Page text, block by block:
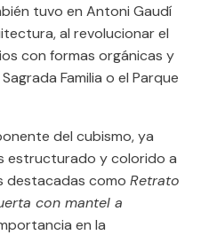
tuvo en Antoni Gaudí
al revolucionar el
con formas orgánicas y
Familia o el Parque
del cubismo, ya
estructurado y colorido a
destacadas comoRetrato
con mantel a
en la